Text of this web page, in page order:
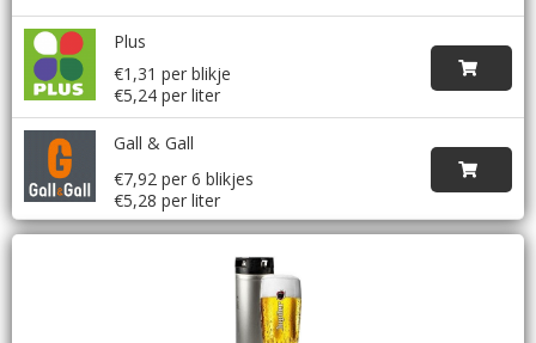
Plus
€1,31 per blikje
€5,24 per liter
Gall & Gall
€7,92 per 6 blikjes
€5,28 per liter